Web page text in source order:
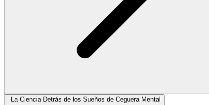
La Ciencia Detrás de los Sueños de Ceguera Mental